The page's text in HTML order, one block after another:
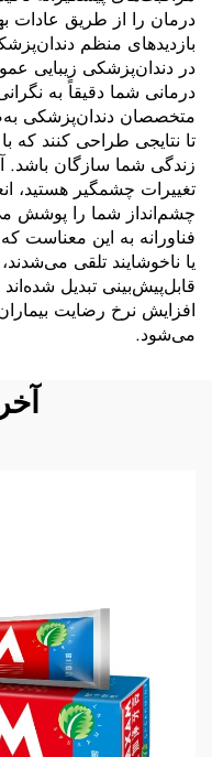
درمان را از طریق عادات
بازدیدهای منظم
در دندان‌پزشکی زیبایی
درمانی شما دقیقاً به
متخصصان دندان‌پزشکی
تا نتایجی طراحی کنند
زندگی شما سازگان باشد.
تغییرات چشمگیر هستید،
چشم‌انداز شما را پوشش
فناورانه به این معناست
یا ناخوشایند تلقی
قابل‌پیش‌بینی تبدیل
افزایش نرخ رضایت
می‌شود.